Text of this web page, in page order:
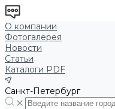
О компании
Фотогалерея
Новости
Статьи
Каталоги PDF
Санкт-Петербург